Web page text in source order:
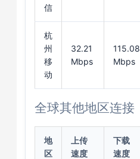
信
杭
州
移
动
32.21
Mbps
115.08
Mbps
全球其他地区连接
地
区
上传
速度
下载
速度